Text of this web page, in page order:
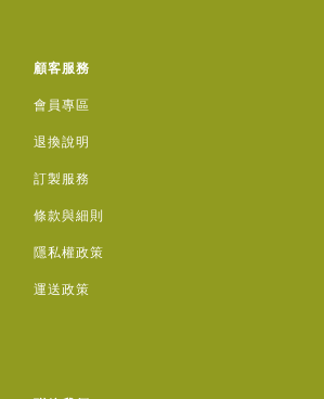
顧客服務
會員專區
退換說明
訂製服務
條款與細則
隱私權政策
運送政策